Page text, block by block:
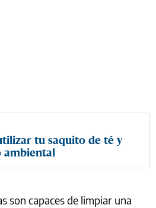
tu saquito de té y
ambiental
son capaces de limpiar una